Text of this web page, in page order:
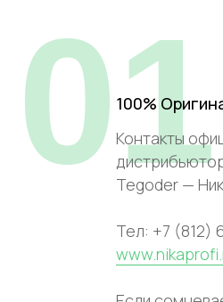
100%
Контакты
Tegoder —
Тел: +7 (812)
01